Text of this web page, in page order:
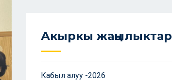
Акыркы жаңылыктар
Кабыл алуу -2026